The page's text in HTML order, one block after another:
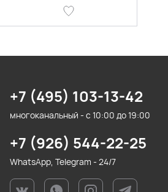
+7 (495) 103-13-42
многоканальный - с 10:00 до 19:00
+7 (926) 544-22-25
WhatsApp, Telegram - 24/7